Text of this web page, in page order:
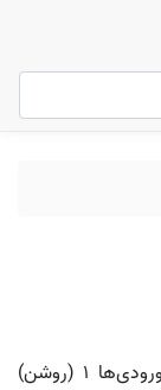
مدار OR؛ مدار منطقی‌ای که وقتی هرکدام از ورودی‌ها ۱ (روشن)